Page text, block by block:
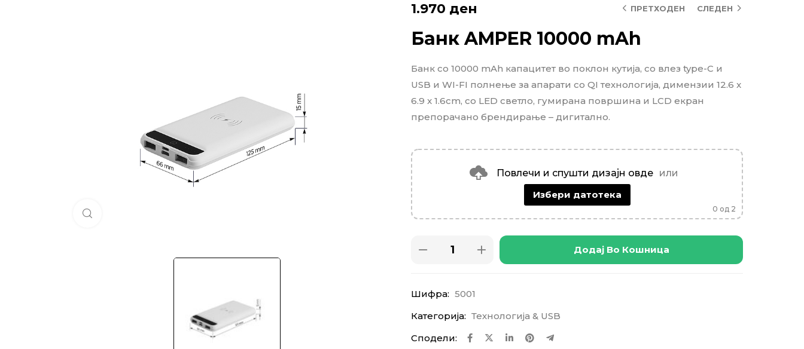
ПРЕТХОДЕН СЛЕДЕН
1.970 ден
Банк AMPER 10000 mAh
Банк со 10000 mAh капацитет во поклон кутија, со влез type-C и
USB и WI-FI полнење за апарати со QI технологија, димензии 12.6 x
6.9 x 1.6cm, со LED светло, гумирана површина и LCD екран
препорачано брендирање – дигитално.
Повлечи и спушти дизајн овде или
Избери датотека
0 од 2
Додај Во Кошница
Шифра: 5001
Категорија: Технологија & USB
Сподели: